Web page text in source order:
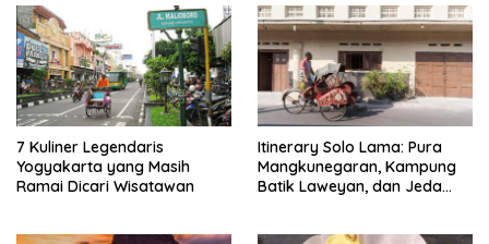
7 Kuliner Legendaris
Yogyakarta yang Masih
Ramai Dicari Wisatawan
Itinerary Solo Lama: Pura
Mangkunegaran, Kampung
Batik Laweyan, dan Jeda